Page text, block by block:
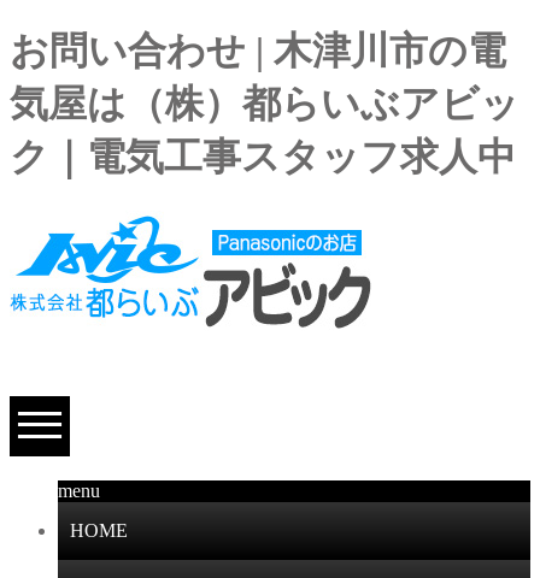
お問い合わせ | 木津川市の電
気屋は（株）都らいぶアビッ
ク｜電気工事スタッフ求人中
menu
HOME